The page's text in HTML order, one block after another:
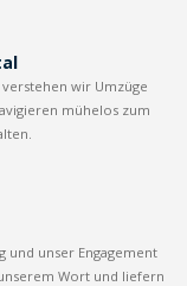
wir Umzüge
mühelos zum
und unser Engagement
Wort und liefern